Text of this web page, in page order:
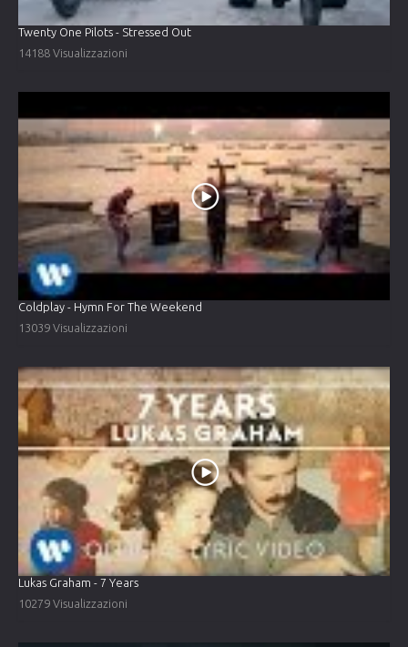
Twenty One Pilots - Stressed Out
14188 Visualizzazioni
Coldplay - Hymn For The Weekend
13039 Visualizzazioni
Lukas Graham - 7 Years
10279 Visualizzazioni